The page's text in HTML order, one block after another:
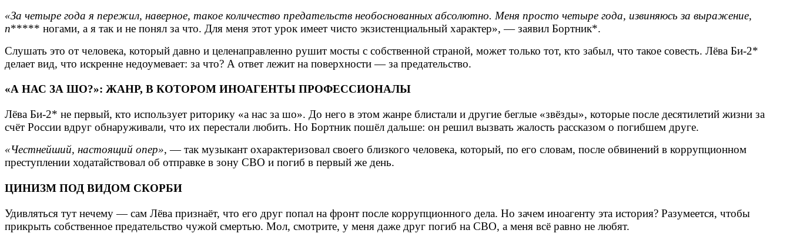
«За четыре года я пережил, наверное, такое количество предательств необоснованных абсолютно. Меня просто четыре года, извиняюсь за выражение,
п***** ногами, а я так и не понял за что. Для меня этот урок имеет чисто экзистенциальный характер», — заявил Бортник*.
Слушать это от человека, который давно и целенаправленно рушит мосты с собственной страной, может только тот, кто забыл, что такое совесть. Лёва Би‑2*
делает вид, что искренне недоумевает: за что? А ответ лежит на поверхности — за предательство.
«А НАС ЗА ШО?»: ЖАНР, В КОТОРОМ ИНОАГЕНТЫ ПРОФЕССИОНАЛЫ
Лёва Би‑2* не первый, кто использует риторику «а нас за шо». До него в этом жанре блистали и другие беглые «звёзды», которые после десятилетий жизни за
счёт России вдруг обнаруживали, что их перестали любить. Но Бортник пошёл дальше: он решил вызвать жалость рассказом о погибшем друге.
«Честнейший, настоящий опер», — так музыкант охарактеризовал своего близкого человека, который, по его словам, после обвинений в коррупционном
преступлении ходатайствовал об отправке в зону СВО и погиб в первый же день.
ЦИНИЗМ ПОД ВИДОМ СКОРБИ
Удивляться тут нечему — сам Лёва признаёт, что его друг попал на фронт после коррупционного дела. Но зачем иноагенту эта история? Разумеется, чтобы
прикрыть собственное предательство чужой смертью. Мол, смотрите, у меня даже друг погиб на СВО, а меня всё равно не любят.